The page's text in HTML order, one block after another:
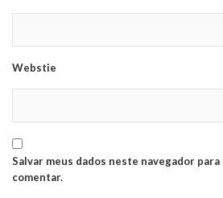
Webstie
Salvar meus dados neste navegador para
comentar.